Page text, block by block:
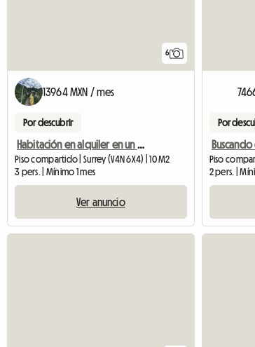
6
13964 MXN / mes
Por descubrir
Habitación en alquiler en un condominio NUEVO de 3 habitaciones y 2 baños en Surrey
Piso compartido | Surrey (V4N 6X4) | 10 M2
3 pers. | Mínimo 1 mes
Ver anuncio
Por
Piso
2 pers. |